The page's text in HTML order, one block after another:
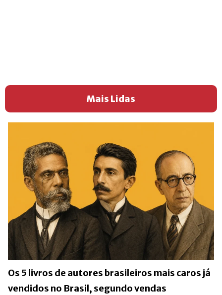
Mais Lidas
Os 5 livros de autores brasileiros mais caros já
vendidos no Brasil, segundo vendas